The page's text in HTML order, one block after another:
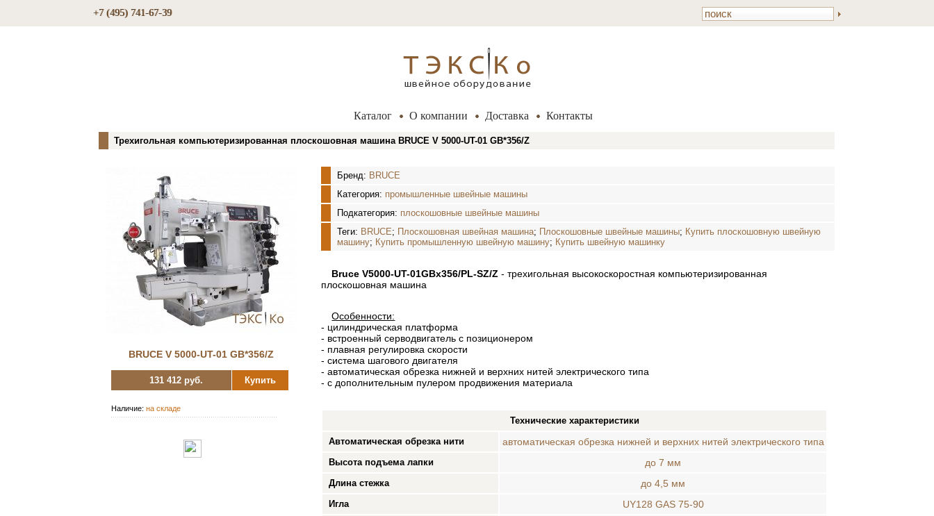
+7 (495) 741-67-39
Каталог О компании Доставка Контакты
Трехигольная компьютеризированная плоскошовная машина BRUCE V 5000-UT-01 GB*356/Z
BRUCE V 5000-UT-01 GB*356/Z
131 412 руб. Купить
Наличие:на складе
Бренд: BRUCE
Категория: промышленные швейные машины
Подкатегория: плоскошовные швейные машины
Теги: BRUCE; Плоскошовная швейная машина; Плоскошовные швейные машины; Купить плоскошовную швейную
машину; Купить промышленную швейную машину; Купить швейную машинку
Bruce V5000-UT-01GBx356/PL-SZ/Z - трехигольная высокоскоростная компьютеризированная
плоскошовная машина
Особенности:
- цилиндрическая платформа
- встроенный серводвигатель с позиционером
- плавная регулировка скорости
- система шагового двигателя
- автоматическая обрезка нижней и верхних нитей электрического типа
- с дополнительным пулером продвижения материала
Технические характеристики
Автоматическая обрезка нити
автоматическая обрезка нижней и верхних нитей электрического типа
Высота подъема лапки до 7 мм
Длина стежка до 4,5 мм
Игла UY128 GAS 75-90